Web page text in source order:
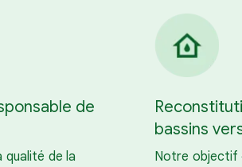
de
qualité de la
bassins
Notre objectif